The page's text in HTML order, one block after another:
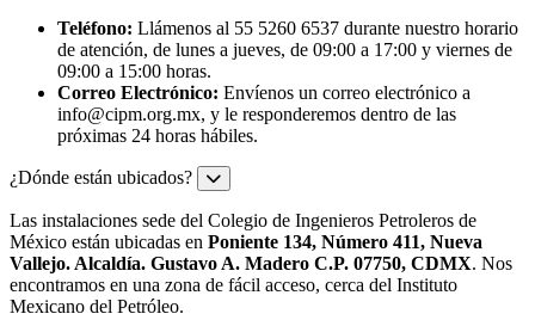
Teléfono: Llámenos al 55 5260 6537 durante nuestro horario
de atención, de lunes a jueves, de 09:00 a 17:00 y viernes de
09:00 a 15:00 horas.
Correo Electrónico: Envíenos un correo electrónico a
info@cipm.org.mx, y le responderemos dentro de las
próximas 24 horas hábiles.
¿Dónde están ubicados?
Las instalaciones sede del Colegio de Ingenieros Petroleros de
México están ubicadas en Poniente 134, Número 411, Nueva
Vallejo. Alcaldía. Gustavo A. Madero C.P. 07750, CDMX. Nos
encontramos en una zona de fácil acceso, cerca del Instituto
Mexicano del Petróleo.